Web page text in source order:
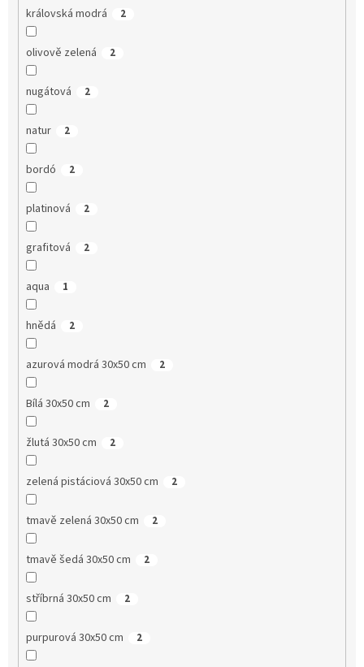
královská modrá 2
olivově zelená 2
nugátová 2
natur 2
bordó 2
platinová 2
grafitová 2
aqua 1
hnědá 2
azurová modrá 30x50 cm 2
Bílá 30x50 cm 2
žlutá 30x50 cm 2
zelená pistáciová 30x50 cm 2
tmavě zelená 30x50 cm 2
tmavě šedá 30x50 cm 2
stříbrná 30x50 cm 2
purpurová 30x50 cm 2